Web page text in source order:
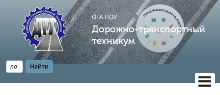
ОГА ПОУ
Дорожно-транспортный
техникум